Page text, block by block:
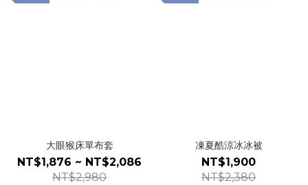
大眼猴床單布套
NT$1,876 ~ NT$2,086
NT$2,980
凍夏酷涼冰冰被
NT$1,900
NT$2,380